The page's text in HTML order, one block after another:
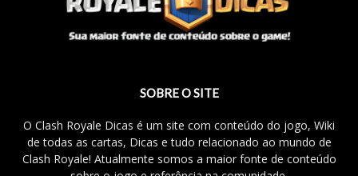
SOBRE O SITE
O Clash Royale Dicas é um site com conteúdo do jogo, Wiki
de todas as cartas, Dicas e tudo relacionado ao mundo de
Clash Royale! Atualmente somos a maior fonte de conteúdo